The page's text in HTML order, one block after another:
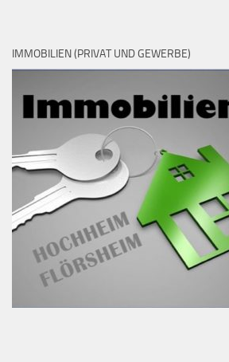
IMMOBILIEN (PRIVAT UND GEWERBE)